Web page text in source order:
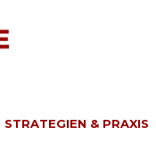
STRATEGIEN & PRAXIS